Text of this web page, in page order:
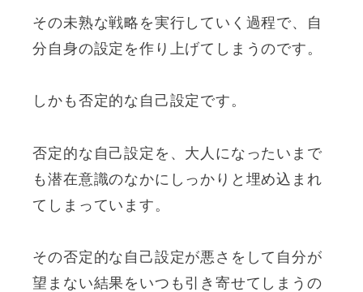
その未熟な戦略を実行していく過程で、自
分自身の設定を作り上げてしまうのです。
しかも否定的な自己設定です。
否定的な自己設定を、大人になったいまで
も潜在意識のなかにしっかりと埋め込まれ
てしまっています。
その否定的な自己設定が悪さをして自分が
望まない結果をいつも引き寄せてしまうの